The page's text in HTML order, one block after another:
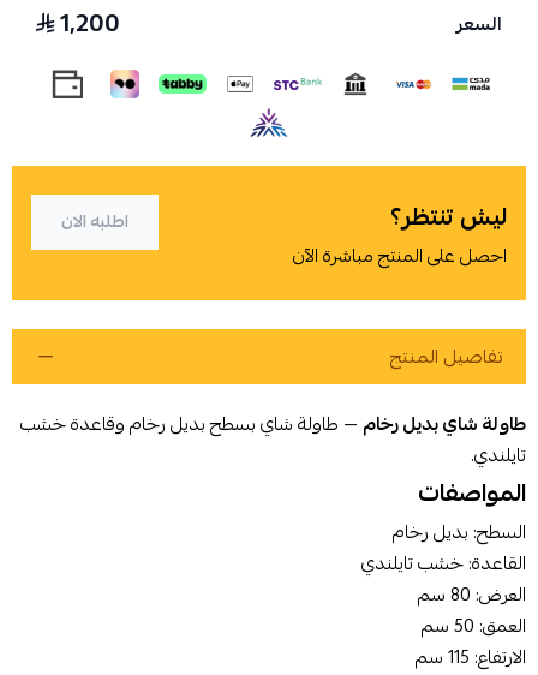
السعر 1,200
ليش تنتظر؟
احصل على المنتج مباشرة الآن
اطلبه الان
أوافق على سياسة الشراء
تفاصيل المنتج
طاولة شاي بديل رخام — طاولة شاي بسطح بديل رخام وقاعدة خشب
تايلندي.
المواصفات
السطح: بديل رخام
القاعدة: خشب تايلندي
العرض: 80 سم
العمق: 50 سم
الارتفاع: 115 سم